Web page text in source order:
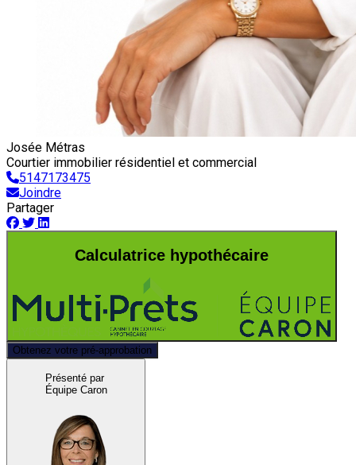
Josée Métras
Courtier immobilier résidentiel et commercial
5147173475
Joindre
Partager
Calculatrice hypothécaire
Obtenez votre pré-approbation
Présenté par
Équipe Caron